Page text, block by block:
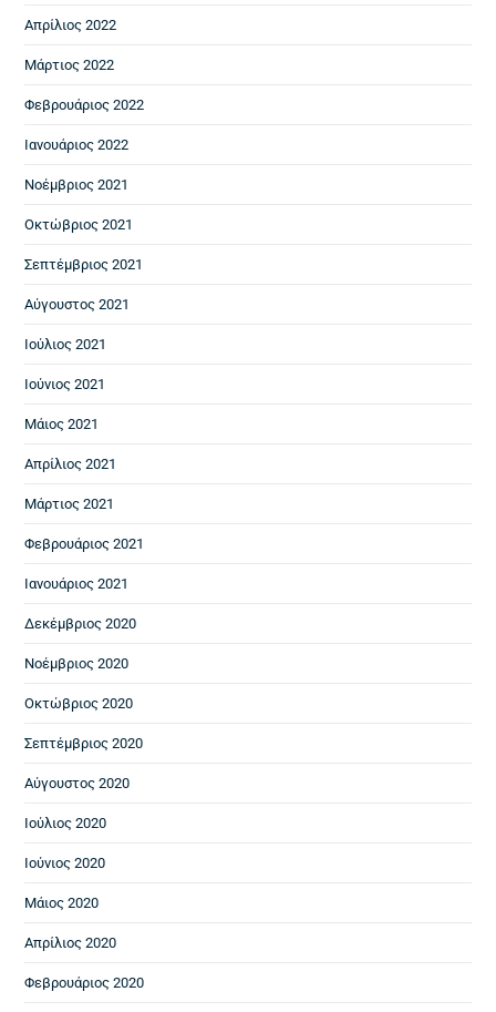
Απρίλιος 2022
Μάρτιος 2022
Φεβρουάριος 2022
Ιανουάριος 2022
Νοέμβριος 2021
Οκτώβριος 2021
Σεπτέμβριος 2021
Αύγουστος 2021
Ιούλιος 2021
Ιούνιος 2021
Μάιος 2021
Απρίλιος 2021
Μάρτιος 2021
Φεβρουάριος 2021
Ιανουάριος 2021
Δεκέμβριος 2020
Νοέμβριος 2020
Οκτώβριος 2020
Σεπτέμβριος 2020
Αύγουστος 2020
Ιούλιος 2020
Ιούνιος 2020
Μάιος 2020
Απρίλιος 2020
Φεβρουάριος 2020